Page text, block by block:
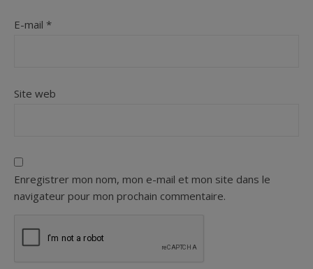
E-mail *
Site web
Enregistrer mon nom, mon e-mail et mon site dans le
navigateur pour mon prochain commentaire.